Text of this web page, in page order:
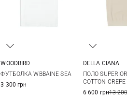
WOODBIRD
ФУТБОЛКА WBBAINE SEA
3 300 грн
56
58
DELLA CIANA
ПОЛО
COTTON CREPE
6 600 грн13